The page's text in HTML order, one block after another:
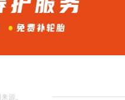
源。